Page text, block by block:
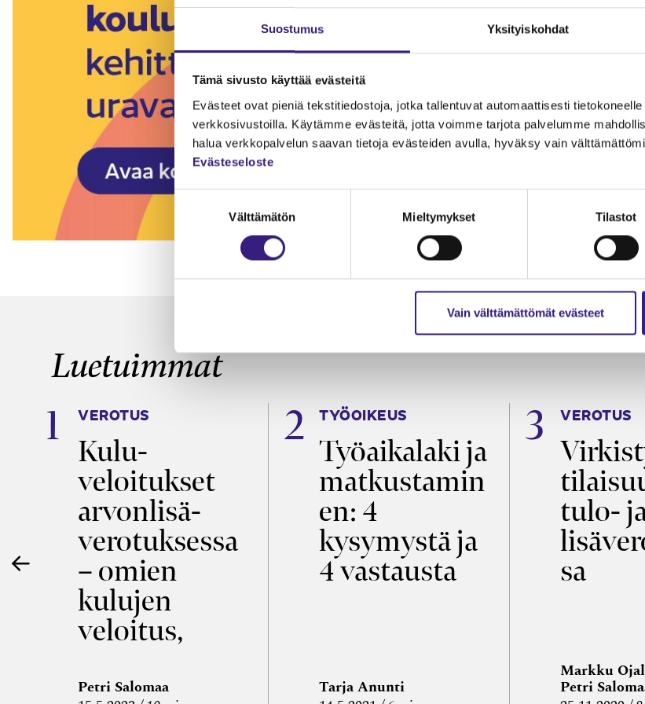
Suostumus Yksityiskohdat
Tämä sivusto käyttää evästeitä
Evästeet ovat pieniä tekstitiedostoja, jotka tallentuvat automaattisesti
verkkosivustoilla. Käytämme evästeitä, jotta voimme tarjota palvelumme
halua verkkopalvelun saavan tietoja evästeiden avulla, hyväksy vain
Evästeseloste
Suostumuksen
Välttämätön Mieltymykset Tilastot
Vain välttämättömät evästeet
Luetuimmat
VEROTUS
Kulu­
veloitukset
arvon­lisä­
verotuksessa
– omien
kulujen
veloitus,
edelleen­
Petri Salomaa
TYÖOIKEUS
Työaikalaki ja
matkustamin
en: 4
kysymystä ja
4 vastausta
Tarja Anunti
VEROTUS
tulo-
sa
Markku
Petri